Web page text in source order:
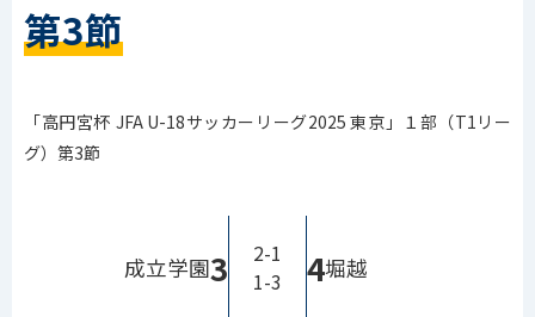
第3節
「高円宮杯 JFA U-18サッカーリーグ2025 東京」１部（T1リー
グ）第3節
成立学園3
2-1
1-3
4堀越